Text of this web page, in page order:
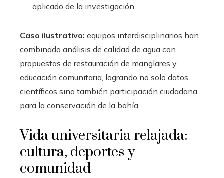
aplicado de la investigación.
Caso ilustrativo: equipos interdisciplinarios han
combinado análisis de calidad de agua con
propuestas de restauración de manglares y
educación comunitaria, logrando no solo datos
científicos sino también participación ciudadana
para la conservación de la bahía.
Vida universitaria relajada:
cultura, deportes y
comunidad